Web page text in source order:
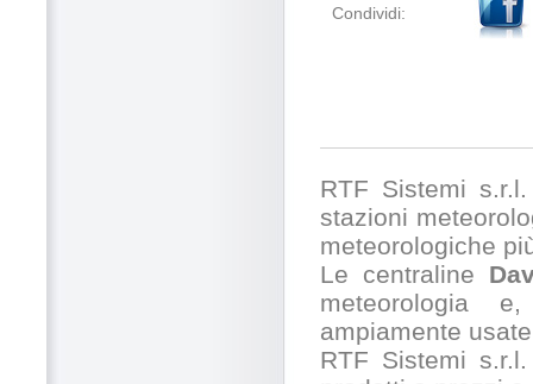
Condividi:
RTF Sistemi
stazioni
meteorologiche
Le centraline
meteorologia
ampiamente
RTF Sistemi